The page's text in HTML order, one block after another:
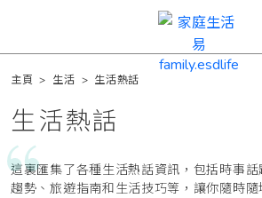
主頁 > 生活 > 生活熱話
生活熱話
這裏匯集了各種生活熱話資訊，包括時事
趨勢、旅遊指南和生活技巧等，讓你隨時